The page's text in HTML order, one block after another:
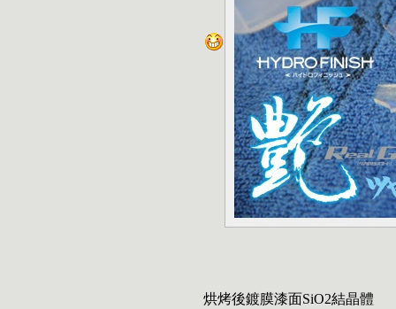
烘烤後鍍膜漆面SiO2結晶體